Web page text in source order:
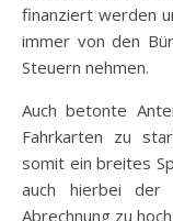
finanziert werden
immer von den
Steuern nehmen.
Auch betonte
Fahrkarten zu
somit ein breites
auch hierbei
Abrechnung zu